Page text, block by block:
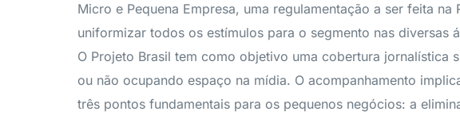
Micro e Pequena Empresa, uma regulamentação a ser feita
uniformizar todos os estímulos para o segmento nas diversas
O Projeto Brasil tem como objetivo uma cobertura jornalística
ou não ocupando espaço na mídia. O acompanhamento
três pontos fundamentais para os pequenos negócios: a